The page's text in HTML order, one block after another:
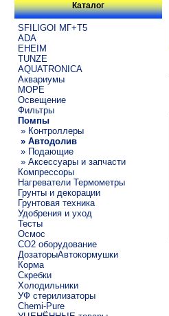
Каталог
SFILIGOI МГ+Т5
ADA
EHEIM
TUNZE
AQUATRONICA
Аквариумы
МОРЕ
Освещение
Фильтры
Помпы
» Контроллеры
» Автодолив
» Подающие
» Аксессуары и запчасти
Компрессоры
Нагреватели Термометры
Грунты и декорации
Грунтовая техника
Удобрения и уход
Тесты
Осмос
CO2 оборудование
ДозаторыАвтокормушки
Корма
Скребки
Холодильники
УФ стерилизаторы
Chemi-Pure